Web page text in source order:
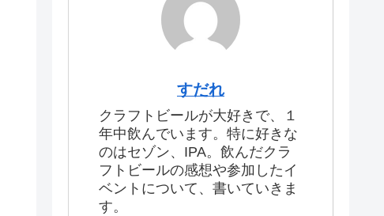
すだれ
クラフトビールが大好きで、１
年中飲んでいます。特に好きな
のはセゾン、IPA。飲んだクラ
フトビールの感想や参加したイ
ベントについて、書いていきま
す。